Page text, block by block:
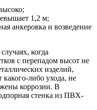
1,2 м;
анкеровка и возведение
когда
с перепадом высот не
изделий,
либо ухода, не
коррозии. В
стенка из ПВХ-